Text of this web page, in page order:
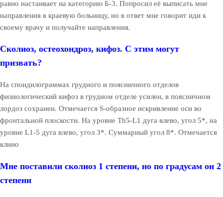
равно настаивает на категорию Б-3. Попросил её выписать мне
направления в краевую больницу, но в ответ мне говорит иди к
своему врачу и получайте направления.
Сколиоз, остеохондроз, кифоз. С этим могут
призвать?
На спондилограммах грудного и поясничного отделов
физиологический кифоз в грудном отделе усилен, в поясничном
лордоз сохранен. Отмечается S-образное искривление оси во
фронтальной плоскости. На уровне Th5-L1 дуга влево, угол 5*, на
уровне L1-5 дуга влево, угол 3*. Суммарный угол 8*. Отмечается
клино
Мне поставили сколиоз 1 степени, но по градусам он 2
степени